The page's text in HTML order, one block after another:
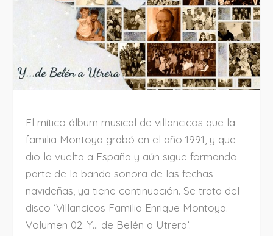
El mítico álbum musical de villancicos que la
familia Montoya grabó en el año 1991, y que
dio la vuelta a España y aún sigue formando
parte de la banda sonora de las fechas
navideñas, ya tiene continuación. Se trata del
disco ‘Villancicos Familia Enrique Montoya.
Volumen 02. Y… de Belén a Utrera’.